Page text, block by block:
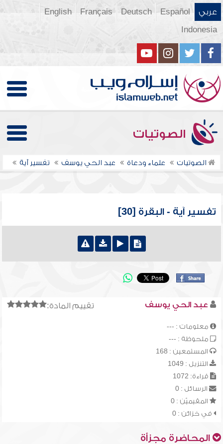
عربي Español
Deutsch
Français
English
Indonesia
الصوتيات
الصوتيات علماء ودعاة عبد الحي يوسف تفسير آية
تفسير آية - البقرة [30]
تقييم المادة: عبد الحي يوسف
معلومات : ---
ملحوظة : ---
المستمعين : 168
التنزيل : 1049
قراءة: 1072
الرسائل : 0
المقيميّن : 0
في خزائن : 0
المحاضرة مجزأة